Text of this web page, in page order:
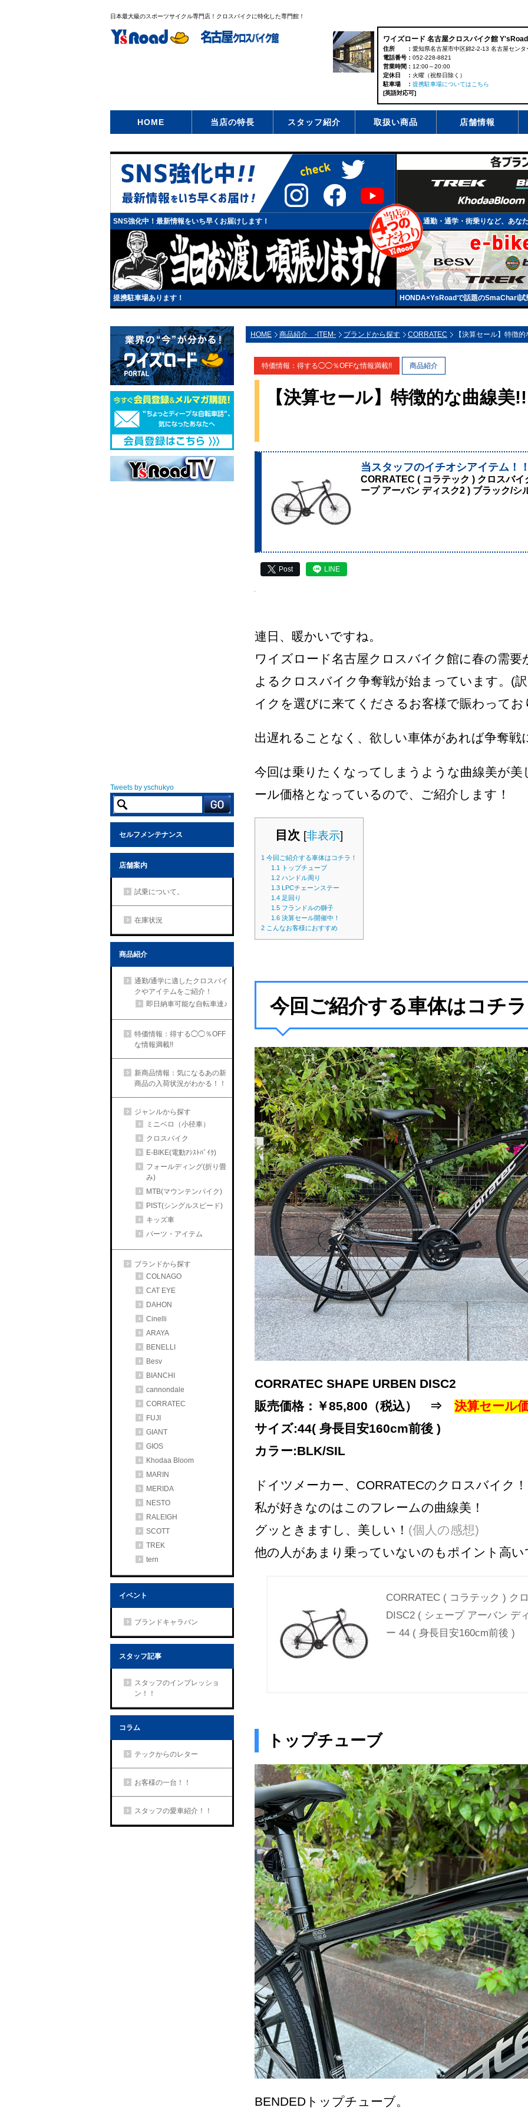
日本最大級のスポーツサイクル専門店！クロスバイクに特化した専門館！
ワイズロード 名古屋クロスバイク館
住所
愛知県名古屋市中区錦2-2-13 名古屋セン
電話番号
052-228-8821
営業時間
12:00～20:00
定休日
火曜（祝祭日除く）
駐車場
提携駐車場についてはこちら
[英語対応可]
HOME 当店の特長 スタッフ紹介 取扱い商品 店舗情報
SNS強化中！最新情報をいち早くお届けします！ 通勤・通学・街乗りなど、あな
提携駐車場あります！ HONDA×YsRoadで話題のSmaChari試
Tweets by yschukyo
セルフメンテナンス
店舗案内
試乗について。
在庫状況
商品紹介
通勤/通学に適したクロスバイ
クやアイテムをご紹介！
即日納車可能な自転車達♪
特価情報：得する◯◯％OFF
な情報満載!!
新商品情報：気になるあの新
商品の入荷状況がわかる！！
ジャンルから探す
ミニベロ（小径車）
クロスバイク
E-BIKE(電動ｱｼｽﾄﾊﾞｲｸ)
フォールディング(折り畳
み)
MTB(マウンテンバイク)
PIST(シングルスピード)
キッズ車
パーツ・アイテム
ブランドから探す
COLNAGO
CAT EYE
DAHON
Cinelli
ARAYA
BENELLI
Besv
BIANCHI
cannondale
CORRATEC
FUJI
GIANT
GIOS
Khodaa Bloom
MARIN
MERIDA
NESTO
RALEIGH
SCOTT
TREK
tern
イベント
ブランドキャラバン
スタッフ記事
スタッフのインプレッショ
ン！！
コラム
テックからのレター
お客様の一台！！
スタッフの愛車紹介！！
HOME 商品紹介 -ITEM- ブランドから探す CORRATEC 【決算セール】特徴
特価情報：得する◯◯％OFFな情報満載!! 商品紹介
【決算セール】特徴的な曲線美!!
当スタッフのイチオシアイテム！
CORRATEC ( コラテック ) クロスバ
ープ アーバン ディスク2 ) ブラック/シ
Post LINE
連日、暖かいですね。
ワイズロード名古屋クロスバイク館に春の需
よるクロスバイク争奪戦が始まっています。(
イクを選びに来てくださるお客様で賑わってお
出遅れることなく、欲しい車体があれば争奪戦
今回は乗りたくなってしまうような曲線美が美
ール価格となっているので、ご紹介します！
目次 [非表示]
1 今回ご紹介する車体はコチラ！
1.1
トップチューブ
1.2 ハンドル周り
1.3 LPCチェーンステー
1.4 足回り
1.5 フランドルの獅子
1.6 決算セール開催中！
2 こんなお客様におすすめ
今回ご紹介する車体はコチ
CORRATEC SHAPE URBEN DISC2
販売価格：￥85,800（税込） ⇒ 決算セール
サイズ:44( 身長目安160cm前後 )
カラー:BLK/SIL
ドイツメーカー、CORRATECのクロスバイク！
私が好きなのはこのフレームの曲線美！
グッときますし、美しい！ (個人の感想)
他の人があまり乗っていないのもポイント高い
CORRATEC ( コラテック ) ク
DISC2 ( シェープ アーバン デ
ー 44 ( 身長目安160cm前後 )
トップチューブ
BENDEDトップチューブ。